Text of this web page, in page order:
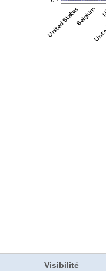
Visibilité